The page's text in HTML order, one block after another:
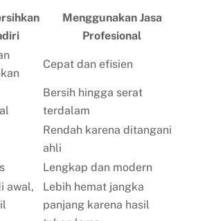
Menggunakan Jasa
Profesional
Cepat dan efisien
Bersih hingga serat
terdalam
Rendah karena ditangani
ahli
Lengkap dan modern
awal,
Lebih hemat jangka
panjang karena hasil